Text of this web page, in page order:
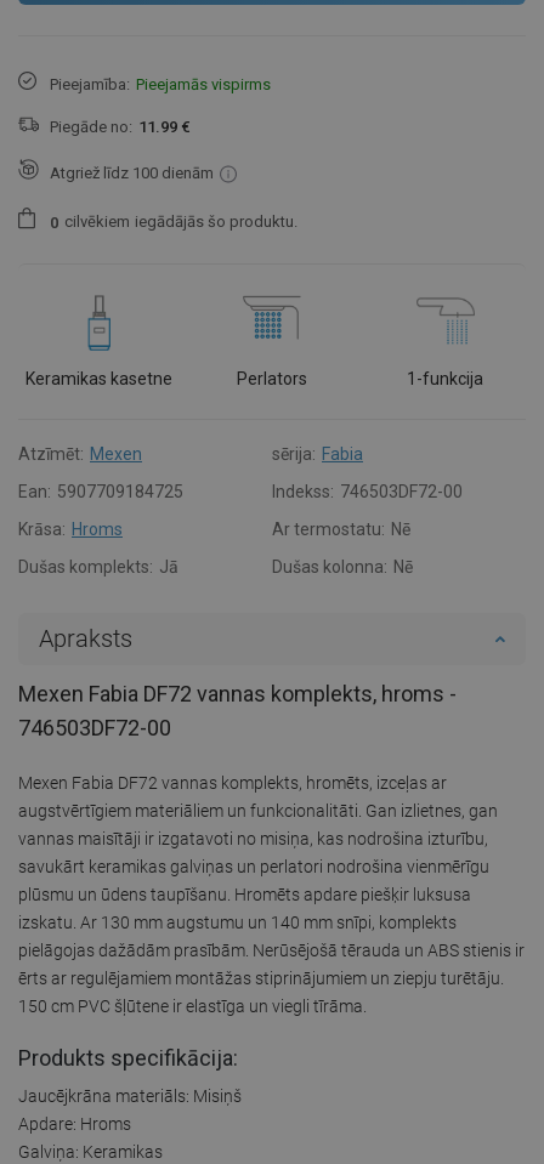
Pieejamība: Pieejamās vispirms
Piegāde no: 11.99 €
Atgriež līdz 100 dienām
0 cilvēkiem iegādājās šo produktu.
Keramikas kasetne Perlators 1-funkcija
Atzīmēt: Mexen sērija: Fabia
Ean: 5907709184725 Indekss: 746503DF72-00
Krāsa: Hroms Ar termostatu: Nē
Dušas komplekts: Jā Dušas kolonna: Nē
Apraksts
Mexen Fabia DF72 vannas komplekts, hroms -
746503DF72-00
Mexen Fabia DF72 vannas komplekts, hromēts, izceļas ar
augstvērtīgiem materiāliem un funkcionalitāti. Gan izlietnes, gan
vannas maisītāji ir izgatavoti no misiņa, kas nodrošina izturību,
savukārt keramikas galviņas un perlatori nodrošina vienmērīgu
plūsmu un ūdens taupīšanu. Hromēts apdare piešķir luksusa
izskatu. Ar 130 mm augstumu un 140 mm snīpi, komplekts
pielāgojas dažādām prasībām. Nerūsējošā tērauda un ABS stienis ir
ērts ar regulējamiem montāžas stiprinājumiem un ziepju turētāju.
150 cm PVC šļūtene ir elastīga un viegli tīrāma.
Produkts specifikācija:
Jaucējkrāna materiāls: Misiņš
Apdare: Hroms
Galviņa: Keramikas